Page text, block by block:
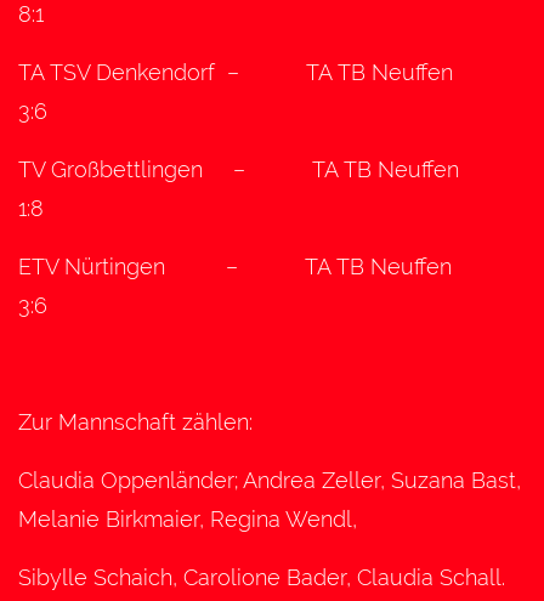
8:1
TA TSV Denkendorf – TA TB Neuffen
3:6
TV Großbettlingen – TA TB Neuffen
1:8
ETV Nürtingen – TA TB Neuffen
3:6
Zur Mannschaft zählen:
Claudia Oppenländer; Andrea Zeller, Suzana Bast,
Melanie Birkmaier, Regina Wendl,
Sibylle Schaich, Carolione Bader, Claudia Schall.